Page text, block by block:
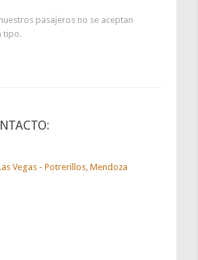
pasajeros no se aceptan
tipo.
Vegas - Potrerillos, Mendoza